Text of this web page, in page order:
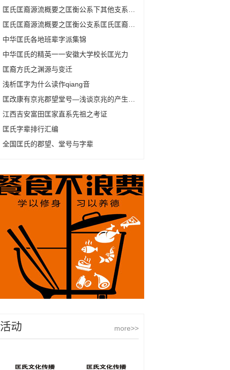
中华匡氏各地班辈字派集锦
中华匡氏的精英一一安徽大学校长匡光力
匡裔方氏之渊源与变迁
浅析匡字为什么读作qiang音
江西吉安富田匡家直系先祖之考证
匡氏字辈排行汇编
全国匡氏的郡望、堂号与字辈
more>>
活动